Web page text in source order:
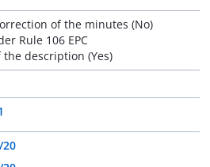
of the minutes (No)
Rule 106 EPC
description (Yes)
20